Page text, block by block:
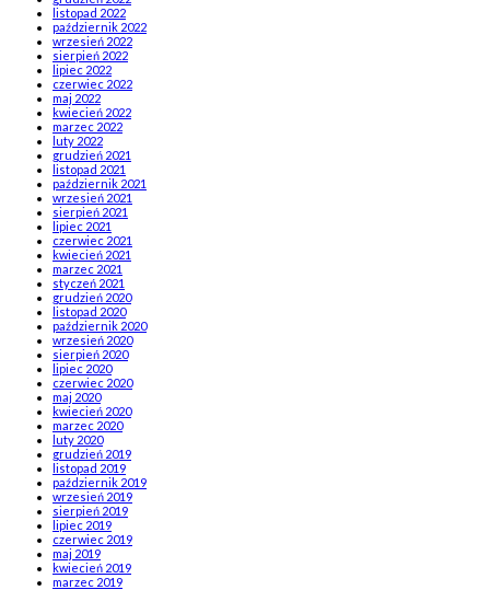
listopad 2022
październik 2022
wrzesień 2022
sierpień 2022
lipiec 2022
czerwiec 2022
maj 2022
kwiecień 2022
marzec 2022
luty 2022
grudzień 2021
listopad 2021
październik 2021
wrzesień 2021
sierpień 2021
lipiec 2021
czerwiec 2021
kwiecień 2021
marzec 2021
styczeń 2021
grudzień 2020
listopad 2020
październik 2020
wrzesień 2020
sierpień 2020
lipiec 2020
czerwiec 2020
maj 2020
kwiecień 2020
marzec 2020
luty 2020
grudzień 2019
listopad 2019
październik 2019
wrzesień 2019
sierpień 2019
lipiec 2019
czerwiec 2019
maj 2019
kwiecień 2019
marzec 2019